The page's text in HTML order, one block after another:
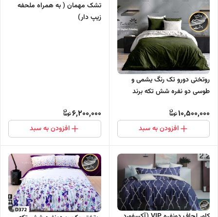
روتختی دورو تک رنگ یشمی و
طوسی دو نفره شش تکه برند
10,500,000
افزودن به سبد
تشک مهمان ( به همراه ملحفه
زیپ دار)
6,200,000
افزودن به سبد